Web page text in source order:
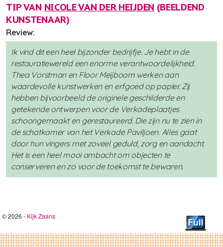
TIP VAN NICOLE VAN DER HEIJDEN (BEELDEND
KUNSTENAAR)
Review:
Ik vind dit een heel bijzonder bedrijfje. Je hebt in de
restauratiewereld een enorme verantwoordelijkheid.
Thea Vorstman en Floor Meijboom werken aan
waardevolle kunstwerken en erfgoed op papier. Zij
hebben bijvoorbeeld de originele geschilderde en
getekende ontwerpen voor de Verkadeplaatjes
schoongemaakt en gerestaureerd. Die zijn nu te zien in
de schatkamer van het Verkade Paviljoen. Alles gaat
door hun vingers met zoveel geduld, zorg en aandacht.
Het is een heel mooi ambacht om objecten te
conserveren en zo voor de toekomst te bewaren.
© 2026 - Kijk Zaans